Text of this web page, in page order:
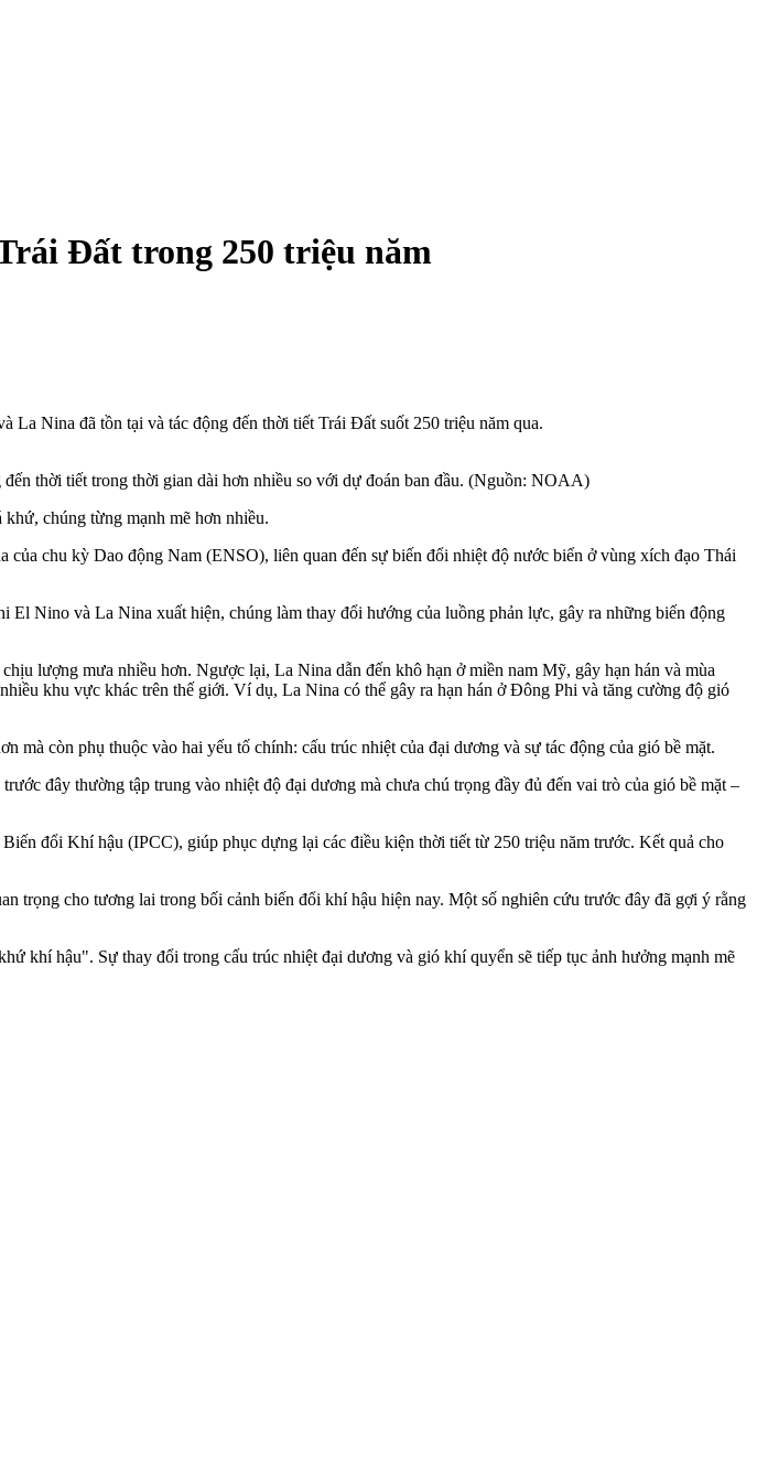
Đất trong 250 triệu năm
Nina đã tồn tại và tác động đến thời tiết Trái Đất suốt 250 triệu năm qua.
thời tiết trong thời gian dài hơn nhiều so với dự đoán ban đầu. (Nguồn: NOAA)
chúng từng mạnh mẽ hơn nhiều.
chu kỳ Dao động Nam (ENSO), liên quan đến sự biến đổi nhiệt độ nước biển ở vùng xích đạo Thái
Nino và La Nina xuất hiện, chúng làm thay đổi hướng của luồng phản lực, gây ra những biến động
lượng mưa nhiều hơn. Ngược lại, La Nina dẫn đến khô hạn ở miền nam Mỹ, gây hạn hán và mùa
khu vực khác trên thế giới. Ví dụ, La Nina có thể gây ra hạn hán ở Đông Phi và tăng cường độ gió
còn phụ thuộc vào hai yếu tố chính: cấu trúc nhiệt của đại dương và sự tác động của gió bề mặt.
đây thường tập trung vào nhiệt độ đại dương mà chưa chú trọng đầy đủ đến vai trò của gió bề mặt –
đổi Khí hậu (IPCC), giúp phục dựng lại các điều kiện thời tiết từ 250 triệu năm trước. Kết quả cho
trọng cho tương lai trong bối cảnh biến đổi khí hậu hiện nay. Một số nghiên cứu trước đây đã gợi ý rằng
khí hậu". Sự thay đổi trong cấu trúc nhiệt đại dương và gió khí quyển sẽ tiếp tục ảnh hưởng mạnh mẽ